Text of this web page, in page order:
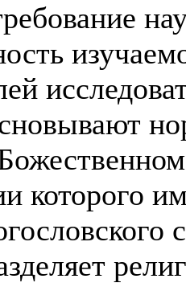
которого